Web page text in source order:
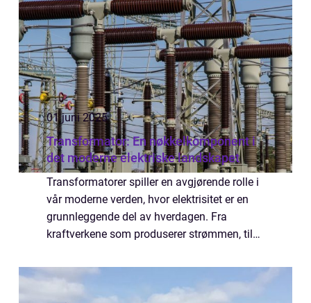
01 juni 2025
Transformator: En nøkkelkomponent i
det moderne elektriske landskapet
Transformatorer spiller en avgjørende rolle i
vår moderne verden, hvor elektrisitet er en
grunnleggende del av hverdagen. Fra
kraftverkene som produserer strømmen, til
transformatorer den...